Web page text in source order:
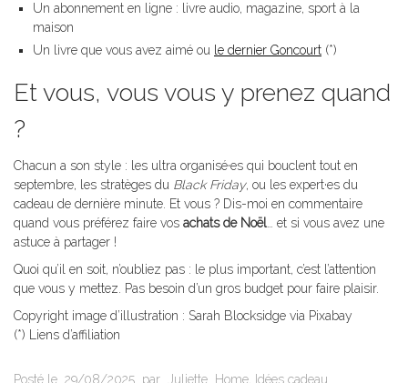
Un abonnement en ligne : livre audio, magazine, sport à la
maison
Un livre que vous avez aimé ou le dernier Goncourt (*)
Et vous, vous vous y prenez quand
?
Chacun a son style : les ultra organisé·es qui bouclent tout en
septembre, les stratèges du Black Friday, ou les expert·es du
cadeau de dernière minute. Et vous ? Dis-moi en commentaire
quand vous préférez faire vos achats de Noël… et si vous avez une
astuce à partager !
Quoi qu’il en soit, n’oubliez pas : le plus important, c’est l’attention
que vous y mettez. Pas besoin d’un gros budget pour faire plaisir.
Copyright image d’illustration : Sarah Blocksidge via Pixabay
(*) Liens d’affiliation
Posté le 29/08/2025 par Juliette Home, Idées cadeau